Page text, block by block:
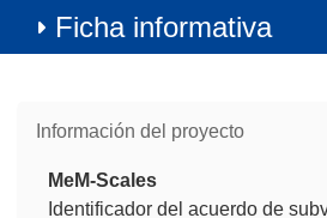
Ficha informativa
Información del proyecto
MeM-Scales
Identificador del acuerdo de